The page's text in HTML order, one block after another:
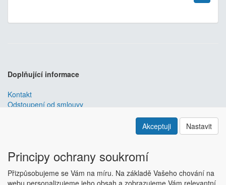
Doplňující informace
Kontakt
Odstoupení od smlouvy
je nejlepším řešením e-commerce pro informační
ESHOP dodáváme předpřipravený s uživatelsky příjemnou
responzivní šablonou, která se dá upravit a optimalizovat na míru.
Akceptuji Nastavit
Principy ochrany soukromí
Přizpůsobujeme se Vám na míru. Na základě Vašeho chování na
webu personalizujeme jeho obsah a zobrazujeme Vám relevantní